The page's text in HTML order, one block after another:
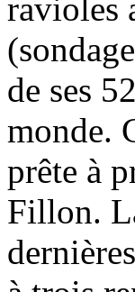
ravioles
de ses
monde.
prête à
Fillon.